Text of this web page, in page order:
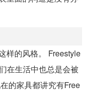
样的风格。 Freestyle
在生活中也总是会被
的家具都讲究有Free